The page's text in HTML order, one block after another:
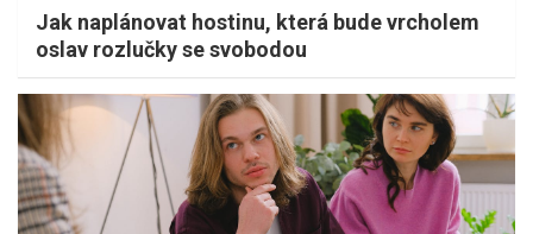
Jak naplánovat hostinu, která bude vrcholem
oslav rozlučky se svobodou